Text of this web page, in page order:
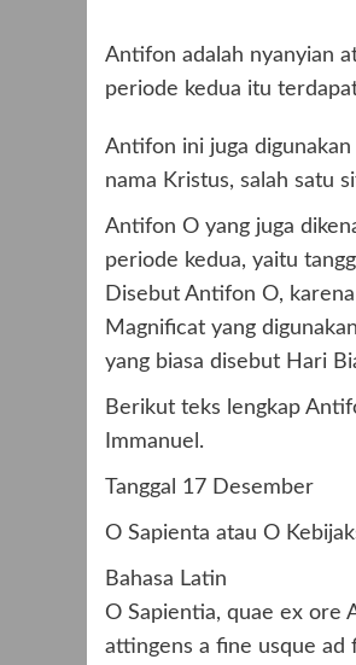
Antifon adalah nyanyian
periode kedua itu
Antifon ini juga
nama Kristus, salah satu
Antifon O yang juga
periode kedua, yaitu
Disebut Antifon O,
Magnificat yang
yang biasa disebut Hari
Berikut teks lengkap
Immanuel.
Tanggal 17 Desember
O Sapienta atau O
Bahasa Latin
O Sapientia, quae ex ore
attingens a fine usque ad